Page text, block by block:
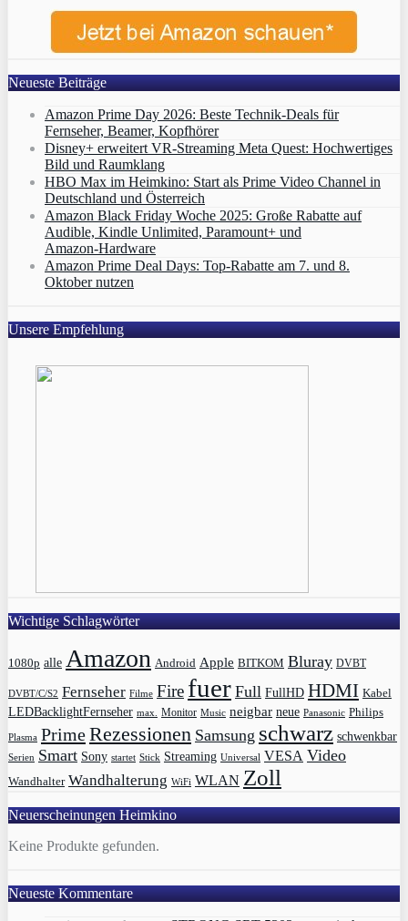
Neueste Beiträge
Amazon Prime Day 2026: Beste Technik-Deals für
Fernseher, Beamer, Kopfhörer
Disney+ erweitert VR‑Streaming Meta Quest: Hochwertiges
Bild und Raumklang
HBO Max im Heimkino: Start als Prime Video Channel in
Deutschland und Österreich
Amazon Black Friday Woche 2025: Große Rabatte auf
Audible, Kindle Unlimited, Paramount+ und
Amazon‑Hardware
Amazon Prime Deal Days: Top-Rabatte am 7. und 8.
Oktober nutzen
Unsere Empfehlung
Wichtige Schlagwörter
1080p alle Amazon Android Apple BITKOM Bluray DVBT
DVBT/C/S2 Fernseher Filme Fire fuer Full FullHD HDMI Kabel
LEDBacklightFernseher max. Monitor Music neigbar neue Panasonic Philips
Plasma PrimeRezessionen Samsung schwarz schwenkbar
Serien Smart Sony startet Stick Streaming Universal VESA Video
Wandhalter Wandhalterung WiFi WLAN Zoll
Neuerscheinungen Heimkino
Keine Produkte gefunden.
Neueste Kommentare